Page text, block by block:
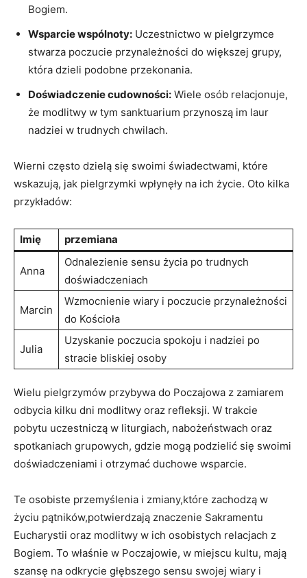
Bogiem.
Wsparcie wspólnoty: Uczestnictwo w pielgrzymce
stwarza poczucie przynależności do większej grupy,
która dzieli podobne przekonania.
Doświadczenie cudowności: Wiele osób relacjonuje,
że modlitwy w tym sanktuarium przynoszą im laur
nadziei w trudnych chwilach.
Wierni często dzielą się swoimi świadectwami, które
wskazują, jak pielgrzymki wpłynęły na ich życie. Oto kilka
przykładów:
Imię przemiana
Anna
Odnalezienie sensu życia po trudnych
doświadczeniach
Marcin
Wzmocnienie wiary i poczucie przynależności
do Kościoła
Julia
Uzyskanie poczucia spokoju i nadziei po
stracie bliskiej osoby
Wielu pielgrzymów przybywa do Poczajowa z zamiarem
odbycia kilku dni modlitwy oraz refleksji. W trakcie
pobytu uczestniczą w liturgiach, nabożeństwach oraz
spotkaniach grupowych, gdzie mogą podzielić się swoimi
doświadczeniami i otrzymać duchowe wsparcie.
Te osobiste przemyślenia i zmiany,które zachodzą w
życiu pątników,potwierdzają znaczenie Sakramentu
Eucharystii oraz modlitwy w ich osobistych relacjach z
Bogiem. To właśnie w Poczajowie, w miejscu kultu, mają
szansę na odkrycie głębszego sensu swojej wiary i